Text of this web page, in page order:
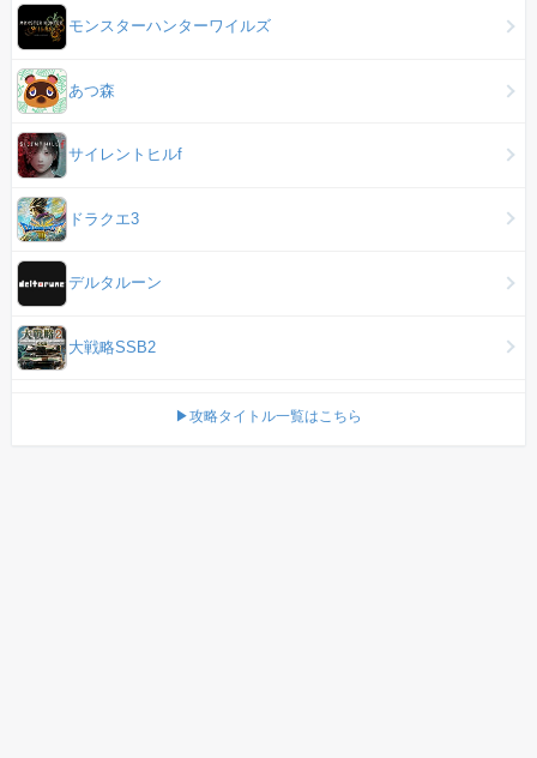
モンスターハンターワイルズ
あつ森
サイレントヒルf
ドラクエ3
デルタルーン
大戦略SSB2
▶攻略タイトル一覧はこちら